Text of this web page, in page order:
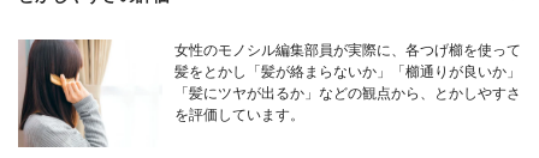
女性のモノシル編集部員が実際に、各つげ櫛を使って
髪をとかし「髪が絡まらないか」「櫛通りが良いか」
「髪にツヤが出るか」などの観点から、とかしやすさ
を評価しています。